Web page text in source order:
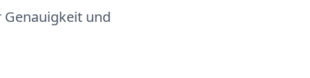
Genauigkeit und